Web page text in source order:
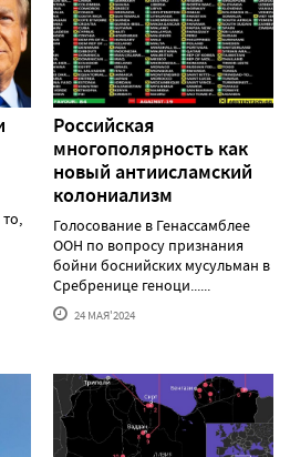
Российская
многополярность как
новый антиисламский
колониализм
Голосование в Генассамблее
ООН по вопросу признания
бойни боснийских мусульман в
Сребренице геноци......
24 МАЯ'2024